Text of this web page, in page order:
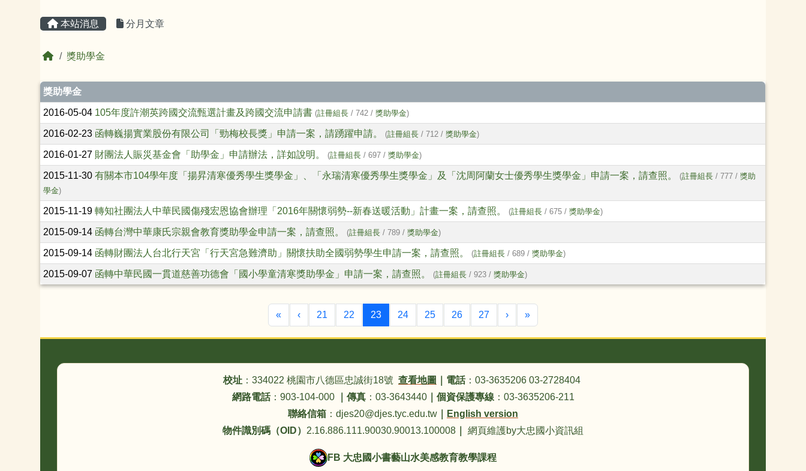
本站消息 分月文章
回首頁獎助學金
文章列表
獎助學金
2016-05-04 105年度許潮英跨國交流甄選計畫及跨國交流申請書 (註冊組長 / 742 /獎助學金)
2016-02-23 函轉巍揚實業股份有限公司「勁梅校長獎」申請一案，請踴躍申請。 (註冊組長 / 712 /獎助學金)
2016-01-27 財團法人賑災基金會「助學金」申請辦法，詳如說明。 (註冊組長 / 697 /獎助學金)
2015-11-30有關本市104學年度「揚昇清寒優秀學生獎學金」、「永瑞清寒優秀學生獎學金」及「沈周阿蘭女士優秀學生獎學金」申請一案，請查照。 (註冊組長 / 777 /獎助
學金)
2015-11-19轉知社團法人中華民國傷殘宏恩協會辦理「2016年關懷弱勢--新春送暖活動」計畫一案，請查照。 (註冊組長 / 675 /獎助學金)
2015-09-14 函轉台灣中華康氏宗親會教育獎助學金申請一案，請查照。 (註冊組長 / 789 /獎助學金)
2015-09-14 函轉財團法人台北行天宮「行天宮急難濟助」關懷扶助全國弱勢學生申請一案，請查照。 (註冊組長 / 689 /獎助學金)
2015-09-07 函轉中華民國一貫道慈善功德會「國小學童清寒獎助學金」申請一案，請查照。 (註冊組長 / 923 /獎助學金)
« 第一頁
‹上一頁
21 22 23(目前頁次)
24 25 26 27 ›下一頁
»最後頁
校址 ：334022 桃園市八德區忠誠街18號 查看地圖 電話：03-3635206 03-2728404
網路電話：903-104-000 傳真：03-3643440｜ 個資保護專線：03-3635206-211
聯絡信箱 ：djes20@djes.tyc.edu.tw
English version
物件識別碼（OID） 2.16.886.111.90030.90013.100008 網頁維護by大忠國小資訊組
FB 大忠國小書藝山水美感教育教學課程